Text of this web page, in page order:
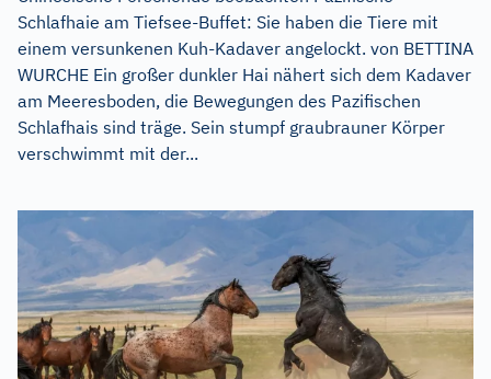
Schlafhaie am Tiefsee-Buffet: Sie haben die Tiere mit
einem versunkenen Kuh-Kadaver angelockt. von BETTINA
WURCHE Ein großer dunkler Hai nähert sich dem Kadaver
am Meeresboden, die Bewegungen des Pazifischen
Schlafhais sind träge. Sein stumpf graubrauner Körper
verschwimmt mit der...